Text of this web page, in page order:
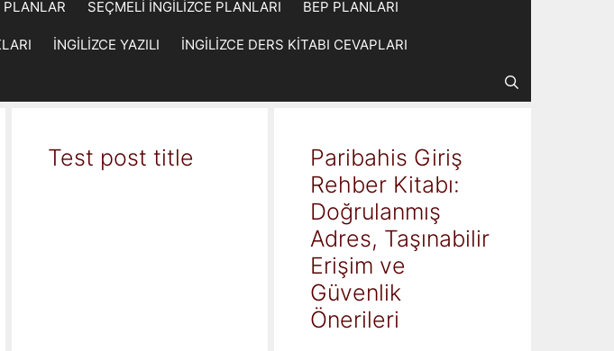
PLANLAR SEÇMELİ İNGİLİZCE PLANLARI BEP PLANLARI
İNGİLİZCE YAZILI İNGİLİZCE DERS KİTABI CEVAPLARI
Test post title
Paribahis Giriş
Rehber Kitabı:
Doğrulanmış
Adres, Taşınabilir
Erişim ve
Güvenlik
Önerileri